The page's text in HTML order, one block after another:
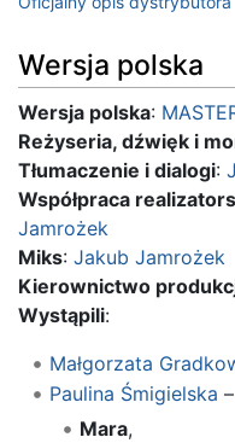
Wersja polska
Wersja polska:
Reżyseria, dźwięk i
Tłumaczenie i dialogi:
Współpraca
Jamrożek
Miks: Jakub Jamrożek
Kierownictwo
Wystąpili:
Małgorzata
Paulina Śmigielska –
Mara,